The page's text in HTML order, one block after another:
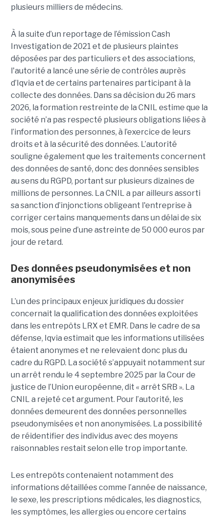
plusieurs milliers de médecins.
À la suite d’un reportage de l’émission Cash
Investigation de 2021 et de plusieurs plaintes
déposées par des particuliers et des associations,
l'autorité a lancé une série de contrôles auprès
d’Iqvia et de certains partenaires participant à la
collecte des données. Dans sa décision du 26 mars
2026, la formation restreinte de la CNIL estime que la
société n’a pas respecté plusieurs obligations liées à
l’information des personnes, à l’exercice de leurs
droits et à la sécurité des données. L’autorité
souligne également que les traitements concernent
des données de santé, donc des données sensibles
au sens du RGPD, portant sur plusieurs dizaines de
millions de personnes. La CNIL a par ailleurs assorti
sa sanction d’injonctions obligeant l'entreprise à
corriger certains manquements dans un délai de six
mois, sous peine d’une astreinte de 50 000 euros par
jour de retard.
Des données pseudonymisées et non
anonymisées
L’un des principaux enjeux juridiques du dossier
concernait la qualification des données exploitées
dans les entrepôts LRX et EMR. Dans le cadre de sa
défense, Iqvia estimait que les informations utilisées
étaient anonymes et ne relevaient donc plus du
cadre du RGPD. La société s’appuyait notamment sur
un arrêt rendu le 4 septembre 2025 par la Cour de
justice de l’Union européenne, dit « arrêt SRB ». La
CNIL a rejeté cet argument. Pour l’autorité, les
données demeurent des données personnelles
pseudonymisées et non anonymisées. La possibilité
de réidentifier des individus avec des moyens
raisonnables restait selon elle trop importante.
Les entrepôts contenaient notamment des
informations détaillées comme l’année de naissance,
le sexe, les prescriptions médicales, les diagnostics,
les symptômes, les allergies ou encore certains